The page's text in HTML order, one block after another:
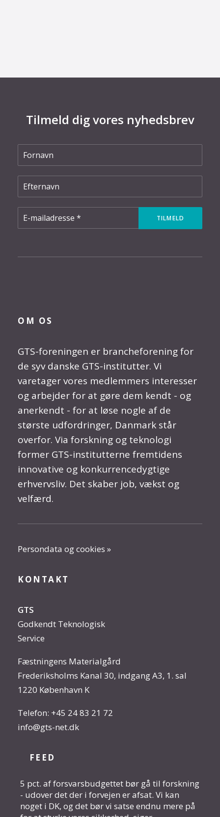
Tilmeld dig vores nyhedsbrev
OM OS
GTS-foreningen er brancheforening for
de syv danske GTS-institutter. Vi
varetager vores medlemmers interesser
og arbejder for at gøre dem kendt - og
anerkendt - for at løse nogle af de
største udfordringer, Danmark står
overfor. Via forskning og teknologi
former GTS-institutterne fremtidens
innovative og konkurrencedygtige
erhvervsliv. Det skaber job, vækst og
velfærd.
Persondata og cookies »
KONTAKT
GTS
Godkendt Teknologisk
Service
Fæstningens Materialgård
Frederiksholms Kanal 30, indgang A3, 1. sal
1220 København K
Telefon: +45 24 83 21 72
info@gts-net.dk
FEED
5 pct. af forsvarsbudgettet bør gå til forskning
- udover det der i forvejen er afsat. Vi kan
noget i DK, og det bør vi satse endnu mere på